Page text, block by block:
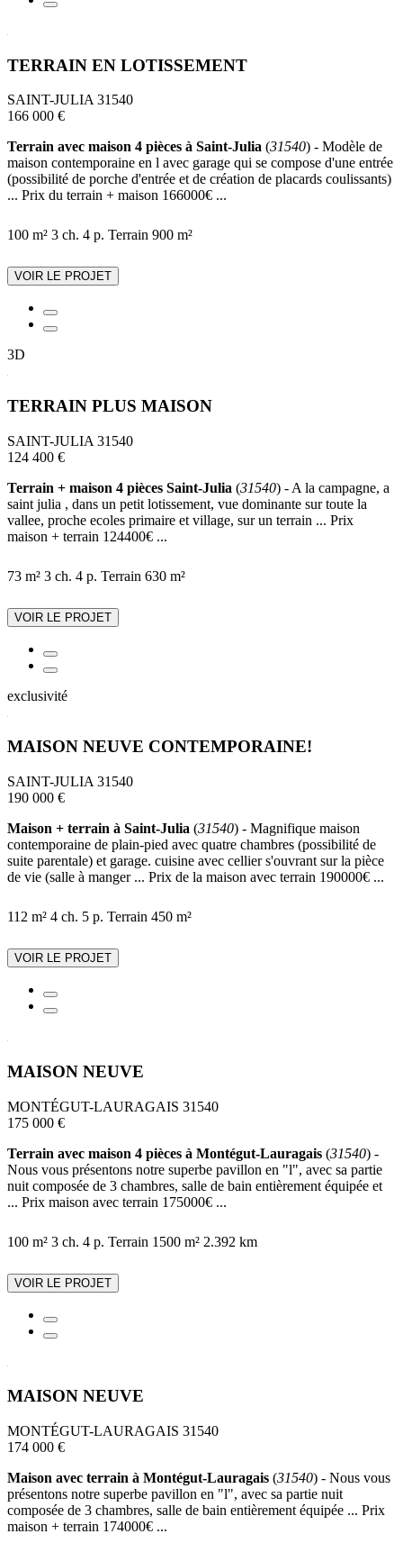
TERRAIN EN LOTISSEMENT
SAINT-JULIA 31540
166 000 €
Terrain avec maison 4 pièces à Saint-Julia (31540) - Modèle de
maison contemporaine en l avec garage qui se compose d'une entrée
(possibilité de porche d'entrée et de création de placards coulissants)
... Prix du terrain + maison 166000€ ...
100 m² 3 ch. 4 p. Terrain 900 m²
VOIR LE PROJET
3D
TERRAIN PLUS MAISON
SAINT-JULIA 31540
124 400 €
Terrain + maison 4 pièces Saint-Julia (31540) - A la campagne, a
saint julia , dans un petit lotissement, vue dominante sur toute la
vallee, proche ecoles primaire et village, sur un terrain ... Prix
maison + terrain 124400€ ...
73 m² 3 ch. 4 p. Terrain 630 m²
VOIR LE PROJET
exclusivité
MAISON NEUVE CONTEMPORAINE!
SAINT-JULIA 31540
190 000 €
Maison + terrain à Saint-Julia (31540) - Magnifique maison
contemporaine de plain-pied avec quatre chambres (possibilité de
suite parentale) et garage. cuisine avec cellier s'ouvrant sur la pièce
de vie (salle à manger ... Prix de la maison avec terrain 190000€ ...
112 m² 4 ch. 5 p. Terrain 450 m²
VOIR LE PROJET
MAISON NEUVE
MONTÉGUT-LAURAGAIS 31540
175 000 €
Terrain avec maison 4 pièces à Montégut-Lauragais (31540) -
Nous vous présentons notre superbe pavillon en "l", avec sa partie
nuit composée de 3 chambres, salle de bain entièrement équipée et
... Prix maison avec terrain 175000€ ...
100 m² 3 ch. 4 p. Terrain 1500 m² 2.392 km
VOIR LE PROJET
MAISON NEUVE
MONTÉGUT-LAURAGAIS 31540
174 000 €
Maison avec terrain à Montégut-Lauragais (31540) - Nous vous
présentons notre superbe pavillon en "l", avec sa partie nuit
composée de 3 chambres, salle de bain entièrement équipée ... Prix
maison + terrain 174000€ ...